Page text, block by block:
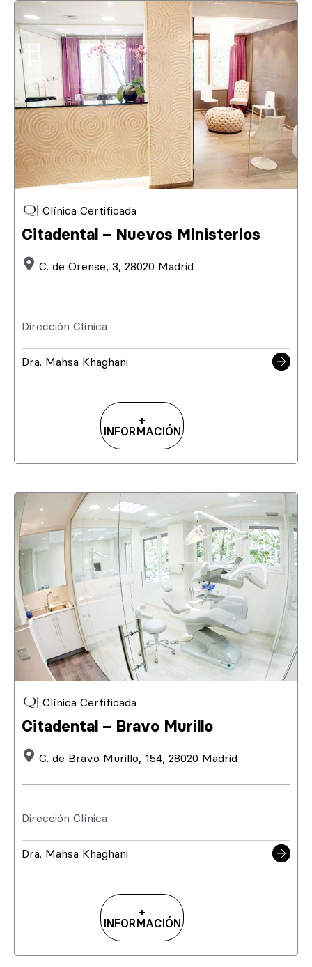
Clínica Certificada
Citadental – Nuevos Ministerios
C. de Orense, 3, 28020 Madrid
Dirección Clínica
Dra. Mahsa Khaghani
+
INFORMACIÓN
Clínica Certificada
Citadental – Bravo Murillo
C. de Bravo Murillo, 154, 28020 Madrid
Dirección Clínica
Dra. Mahsa Khaghani
+
INFORMACIÓN